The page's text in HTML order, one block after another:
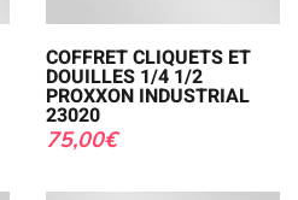
COFFRET CLIQUETS ET
DOUILLES 1/4 1/2
PROXXON INDUSTRIAL
23020
75,00€